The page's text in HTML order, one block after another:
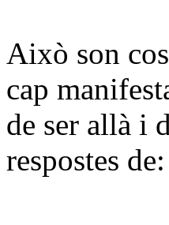
Això son
cap
de ser allà i
respostes de: